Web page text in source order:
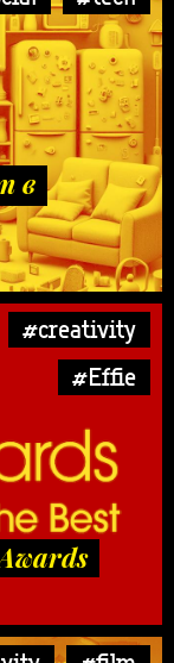
в
#creativity
#Effie